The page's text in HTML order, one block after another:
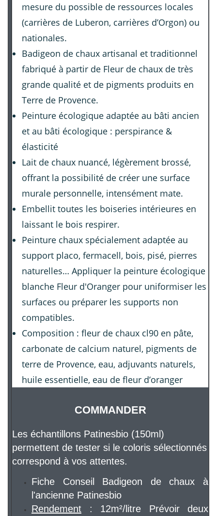
mesure du possible de ressources locales
(carrières de Luberon, carrières d’Orgon) ou
nationales.
Badigeon de chaux artisanal et traditionnel
fabriqué à partir de Fleur de chaux de très
grande qualité et de pigments produits en
Terre de Provence.
Peinture écologique adaptée au bâti ancien
et au bâti écologique : perspirance &
élasticité
Lait de chaux nuancé, légèrement brossé,
offrant la possibilité de créer une surface
murale personnelle, intensément mate.
Embellit toutes les boiseries intérieures en
laissant le bois respirer.
Peinture chaux spécialement adaptée au
support placo, fermacell, bois, pisé, pierres
naturelles… Appliquer la peinture écologique
blanche Fleur d'Oranger pour uniformiser les
surfaces ou préparer les supports non
compatibles.
Composition : fleur de chaux cl90 en pâte,
carbonate de calcium naturel, pigments de
terre de Provence, eau, adjuvants naturels,
huile essentielle, eau de fleur d’oranger
COMMANDER
Les échantillons Patinesbio (150ml)
permettent de tester si le coloris sélectionnés
correspond à vos attentes.
Fiche Conseil Badigeon de chaux à
l'ancienne Patinesbio
Rendement : 12m²/litre Prévoir deux